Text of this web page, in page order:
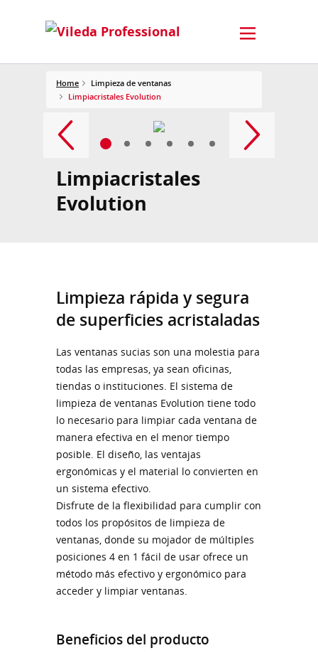
Home
Limpieza de ventanas
Limpiacristales Evolution
Limpiacristales
Evolution
Limpieza rápida y segura
de superficies acristaladas
Las ventanas sucias son una molestia para
todas las empresas, ya sean oficinas,
tiendas o instituciones. El sistema de
limpieza de ventanas Evolution tiene todo
lo necesario para limpiar cada ventana de
manera efectiva en el menor tiempo
posible. El diseño, las ventajas
ergonómicas y el material lo convierten en
un sistema efectivo.
Disfrute de la flexibilidad para cumplir con
todos los propósitos de limpieza de
ventanas, donde su mojador de múltiples
posiciones 4 en 1 fácil de usar ofrece un
método más efectivo y ergonómico para
acceder y limpiar ventanas.
Beneficios del producto